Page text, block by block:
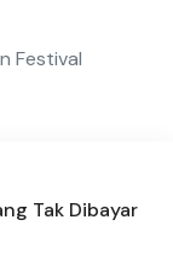
Festival
Tak Dibayar